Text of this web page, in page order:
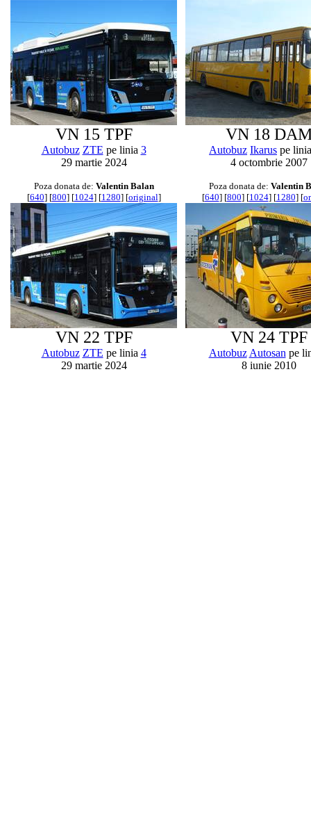
VN 15 TPF
Autobuz ZTE pe linia 3
29 martie 2024
VN 18
Autobuz Ikarus pe
4 octombrie 2007
Poza donata de: Valentin Balan
[640] [800] [1024] [1280] [original]
VN 22 TPF
Autobuz ZTE pe linia 4
29 martie 2024
Poza donata de: Valentin
[640] [800] [1024] [1280] [
VN 24 TPF
Autobuz Autosan pe
8 iunie 2010